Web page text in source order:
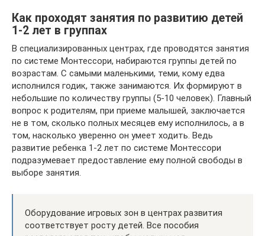
Как проходят занятия по развитию детей
1-2 лет в группах
В специализированных центрах, где проводятся занятия
по системе Монтессори, набираются группы детей по
возрастам. С самыми маленькими, теми, кому едва
исполнился годик, также занимаются. Их формируют в
небольшие по количеству группы (5-10 человек). Главный
вопрос к родителям, при приеме малышей, заключается
не в том, сколько полных месяцев ему исполнилось, а в
том, насколько уверенно он умеет ходить. Ведь
развитие ребенка 1-2 лет по системе Монтессори
подразумевает предоставление ему полной свободы в
выборе занятия.
Оборудование игровых зон в центрах развития
соответствует росту детей. Все пособия